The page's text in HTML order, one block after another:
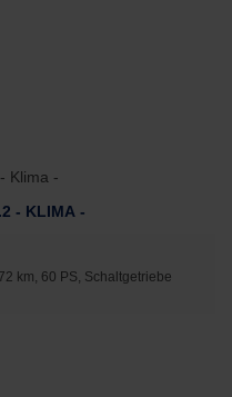
- KLIMA -
km, 60 PS, Schaltgetriebe